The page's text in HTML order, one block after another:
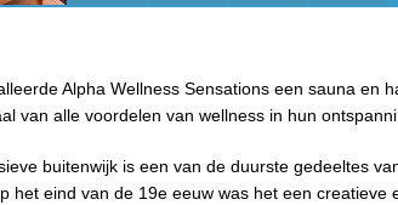
Alpha Wellness Sensations een sauna en
van alle voordelen van wellness in hun
buitenwijk is een van de duurste gedeeltes
het eind van de 19e eeuw was het een creatieve